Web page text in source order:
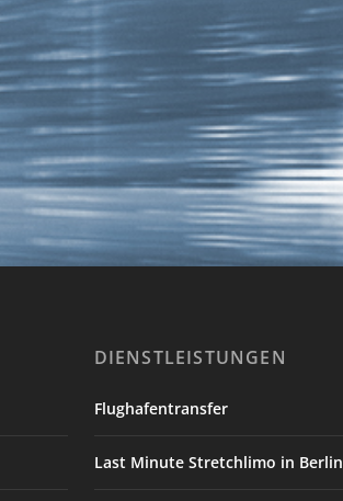
DIENSTLEISTUNGEN
Flughafentransfer
Last Minute Stretchlimo in Berlin